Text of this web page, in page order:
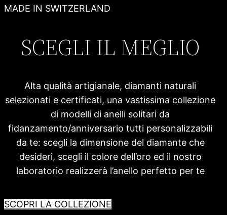
MADE IN SWITZERLAND
SCEGLI IL MEGLIO
Alta qualità artigianale, diamanti naturali
selezionati e certificati, una vastissima collezione
di modelli di anelli solitari da
fidanzamento/anniversario tutti personalizzabili
da te: scegli la dimensione del diamante che
desideri, scegli il colore dell’oro ed il nostro
laboratorio realizzerà l’anello perfetto per te
SCOPRI LA COLLEZIONE